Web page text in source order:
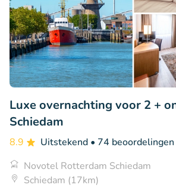
Luxe overnachting voor 2 +
Schiedam
8.9 Uitstekend • 74 beoordelingen
Novotel Rotterdam Schiedam
Schiedam (17km)